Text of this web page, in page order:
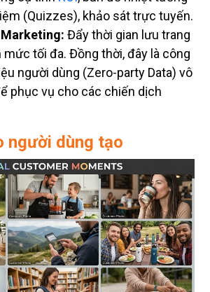
(Quizzes), khảo sát trực tuyến.
Marketing: Đẩy thời gian lưu trang
mức tối đa. Đồng thời, đây là công
người dùng (Zero-party Data) vô
phục vụ cho các chiến dịch
người dùng tạo